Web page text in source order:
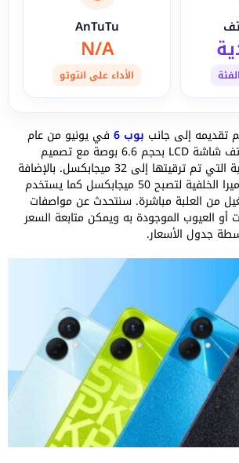
AnTuTu
N/A
الأداء على انتوتو
بوب 6 في يونيو من عام
2022. يمتلك هذا الهاتف شاشة LCD بحجم 6.6 بوصة مع تصميم
النوتش للكاميرا الأمامية التي تم ترقيتها إلى 32 ميجابكسل. بالإضافة
إلى ذلك تم ترقية الكاميرا الخلفية لتصبح 50 ميجابكسل كما يستخدم
من العلبة مباشرة. سنتحدث عن مواصفات
أو العيوب الموجودة به ويمكن متابعة السعر
جدول الأسعار.